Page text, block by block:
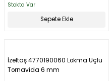
Stokta Var
Sepete Ekle
İzeltaş 4770190060 Lokma Uçlu
Tornavida 6 mm